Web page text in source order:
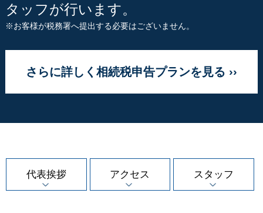
タッフが行います。
※お客様が税務署へ提出する必要はございません。
さらに詳しく相続税申告プランを見る ››
代表挨拶 アクセス スタッフ